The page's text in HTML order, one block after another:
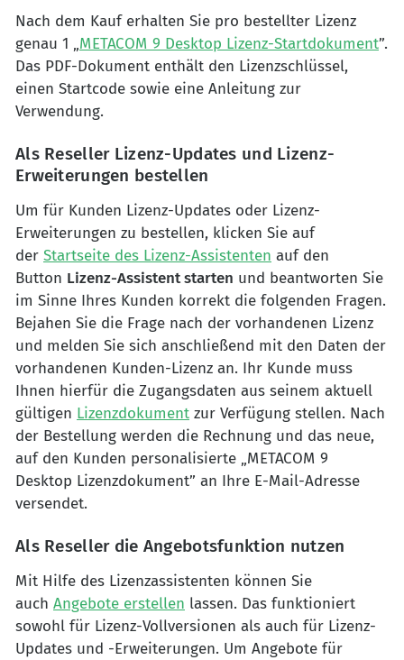
Nach dem Kauf erhalten Sie pro bestellter Lizenz
genau 1 „METACOM 9 Desktop Lizenz-Startdokument”.
Das PDF-Dokument enthält den Lizenzschlüssel,
einen Startcode sowie eine Anleitung zur
Verwendung.
Als Reseller Lizenz-Updates und Lizenz-
Erweiterungen bestellen
Um für Kunden Lizenz-Updates oder Lizenz-
Erweiterungen zu bestellen, klicken Sie auf
der Startseite des Lizenz-Assistenten auf den
Button Lizenz-Assistent starten und beantworten Sie
im Sinne Ihres Kunden korrekt die folgenden Fragen.
Bejahen Sie die Frage nach der vorhandenen Lizenz
und melden Sie sich anschließend mit den Daten der
vorhandenen Kunden-Lizenz an. Ihr Kunde muss
Ihnen hierfür die Zugangsdaten aus seinem aktuell
gültigen Lizenzdokument zur Verfügung stellen. Nach
der Bestellung werden die Rechnung und das neue,
auf den Kunden personalisierte „METACOM 9
Desktop Lizenzdokument” an Ihre E-Mail-Adresse
versendet.
Als Reseller die Angebotsfunktion nutzen
Mit Hilfe des Lizenzassistenten können Sie
auch Angebote erstellen lassen. Das funktioniert
sowohl für Lizenz-Vollversionen als auch für Lizenz-
Updates und -Erweiterungen. Um Angebote für